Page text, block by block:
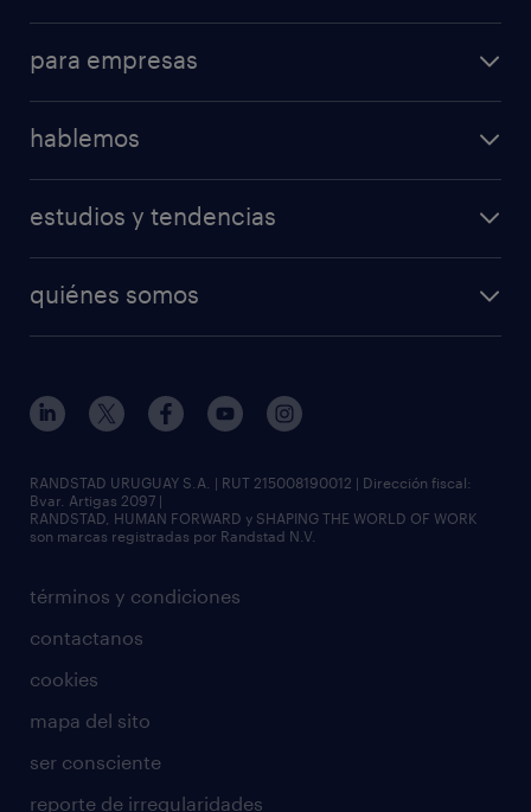
para empresas
hablemos
estudios y tendencias
quiénes somos
términos y condiciones
contactanos
cookies
mapa del sito
ser consciente
reporte de irregularidades
RANDSTAD URUGUAY S.A. | RUT 215008190012 | Dirección fiscal:
Bvar. Artigas 2097 |
RANDSTAD, HUMAN FORWARD y SHAPING THE WORLD OF WORK
son marcas registradas por Randstad N.V.